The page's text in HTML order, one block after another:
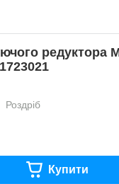
редуктора
Роздріб
Купити